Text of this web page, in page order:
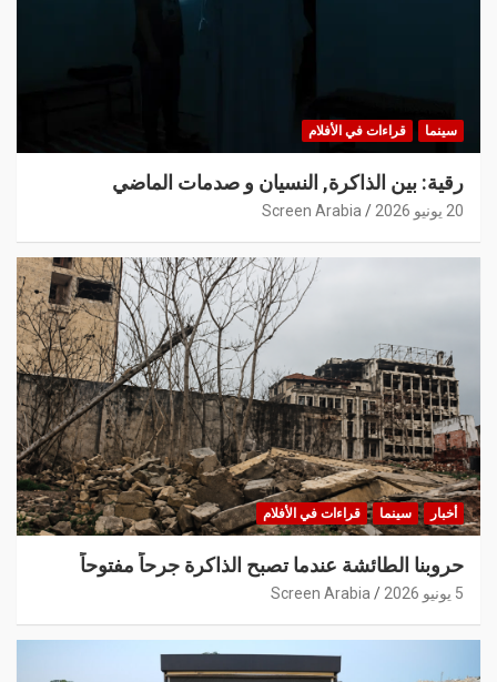
سينما قراءات في الأفلام
رقية: بين الذاكرة, النسيان و صدمات الماضي
20 يونيو 2026 Screen Arabia
أخبار سينما قراءات في الأفلام
حروبنا الطائشة عندما تصبح الذاكرة جرحاً مفتوحاً
5 يونيو 2026 Screen Arabia